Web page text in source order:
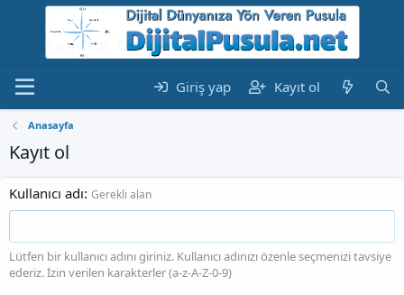
Giriş yap Kayıt ol
Anasayfa
Kayıt ol
Kullanıcı adı Gerekli alan
Lütfen bir kullanıcı adını giriniz. Kullanıcı adınızı özenle seçmenizi tavsiye
ederiz. İzin verilen karakterler (a-z-A-Z-0-9)